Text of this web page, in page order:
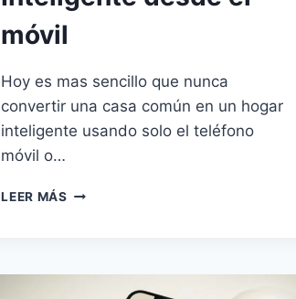
móvil
Hoy es mas sencillo que nunca
convertir una casa común en un hogar
inteligente usando solo el teléfono
móvil o…
LEER MÁS LAS